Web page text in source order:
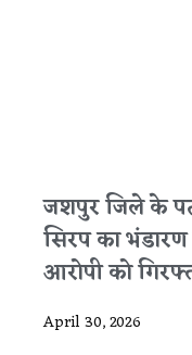
जशपुर जिले के
सिरप का
आरोपी को
April 30, 2026